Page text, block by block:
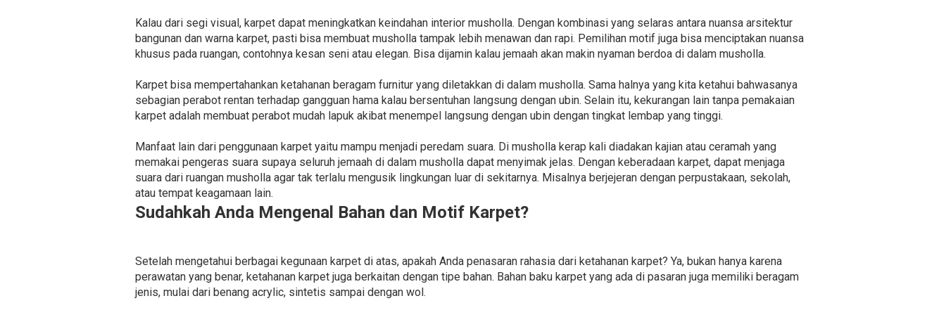
Kalau dari segi visual, karpet dapat meningkatkan keindahan interior musholla. Dengan kombinasi yang selaras antara nuansa arsitektur
bangunan dan warna karpet, pasti bisa membuat musholla tampak lebih menawan dan rapi. Pemilihan motif juga bisa menciptakan nuansa
khusus pada ruangan, contohnya kesan seni atau elegan. Bisa dijamin kalau jemaah akan makin nyaman berdoa di dalam musholla.
Karpet bisa mempertahankan ketahanan beragam furnitur yang diletakkan di dalam musholla. Sama halnya yang kita ketahui bahwasanya
sebagian perabot rentan terhadap gangguan hama kalau bersentuhan langsung dengan ubin. Selain itu, kekurangan lain tanpa pemakaian
karpet adalah membuat perabot mudah lapuk akibat menempel langsung dengan ubin dengan tingkat lembap yang tinggi.
Manfaat lain dari penggunaan karpet yaitu mampu menjadi peredam suara. Di musholla kerap kali diadakan kajian atau ceramah yang
memakai pengeras suara supaya seluruh jemaah di dalam musholla dapat menyimak jelas. Dengan keberadaan karpet, dapat menjaga
suara dari ruangan musholla agar tak terlalu mengusik lingkungan luar di sekitarnya. Misalnya berjejeran dengan perpustakaan, sekolah,
atau tempat keagamaan lain.
Sudahkah Anda Mengenal Bahan dan Motif Karpet?
Setelah mengetahui berbagai kegunaan karpet di atas, apakah Anda penasaran rahasia dari ketahanan karpet? Ya, bukan hanya karena
perawatan yang benar, ketahanan karpet juga berkaitan dengan tipe bahan. Bahan baku karpet yang ada di pasaran juga memiliki beragam
jenis, mulai dari benang acrylic, sintetis sampai dengan wol.